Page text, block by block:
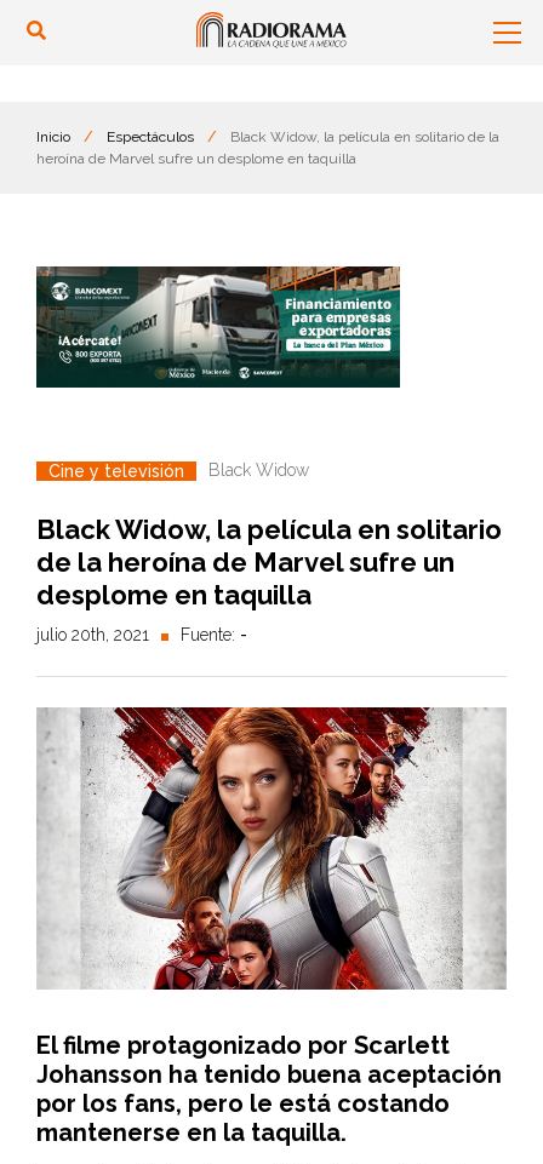
Inicio / Espectáculos /
Black Widow, la película en solitario de la
heroína de Marvel sufre un desplome en taquilla
Cine y televisión Black Widow
Black Widow, la película en solitario
de la heroína de Marvel sufre un
desplome en taquilla
julio 20th, 2021 Fuente: -
El filme protagonizado por Scarlett
Johansson ha tenido buena aceptación
por los fans, pero le está costando
mantenerse en la taquilla.